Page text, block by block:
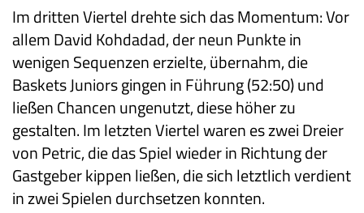
Im dritten Viertel drehte sich das Momentum: Vor
allem David Kohdadad, der neun Punkte in
wenigen Sequenzen erzielte, übernahm, die
Baskets Juniors gingen in Führung (52:50) und
ließen Chancen ungenutzt, diese höher zu
gestalten. Im letzten Viertel waren es zwei Dreier
von Petric, die das Spiel wieder in Richtung der
Gastgeber kippen ließen, die sich letztlich verdient
in zwei Spielen durchsetzen konnten.